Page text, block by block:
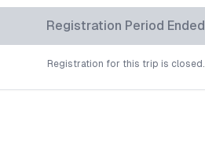
Registration Period Ended
Registration for this trip is closed.